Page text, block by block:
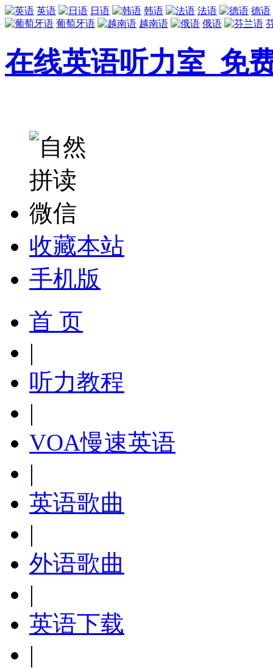
英语 日语 韩语 法语
德语
葡萄牙语
越南语 俄语
在线英语听力室_免
收藏本站
手机版
首 页
|
听力教程
|
VOA慢速英语
|
英语歌曲
|
外语歌曲
|
英语下载
|